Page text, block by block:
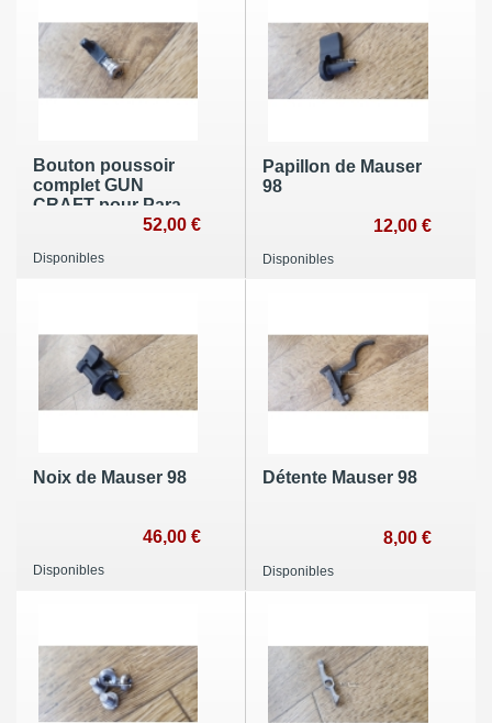
Bouton poussoir
complet GUN
CRAFT pour Para-
52,00 €
Disponibles
Papillon de Mauser
98
12,00 €
Disponibles
Noix de Mauser 98
46,00 €
Disponibles
Détente Mauser 98
8,00 €
Disponibles